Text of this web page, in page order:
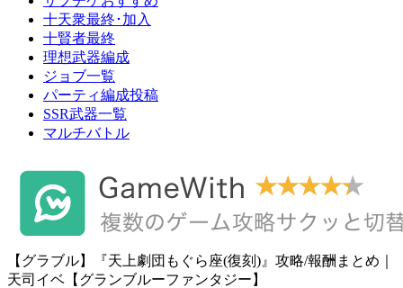
十天衆最終･加入
十賢者最終
理想武器編成
ジョブ一覧
パーティ編成投稿
SSR武器一覧
マルチバトル
【グラブル】『天上劇団もぐら座(復刻)』攻略/報酬まとめ｜
天司イベ【グランブルーファンタジー】